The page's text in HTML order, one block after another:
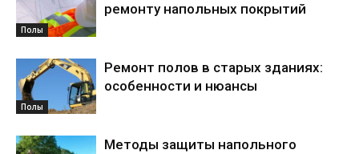
Полы
ремонту напольных покрытий
Полы
Ремонт полов в старых зданиях:
особенности и нюансы
Методы защиты напольного